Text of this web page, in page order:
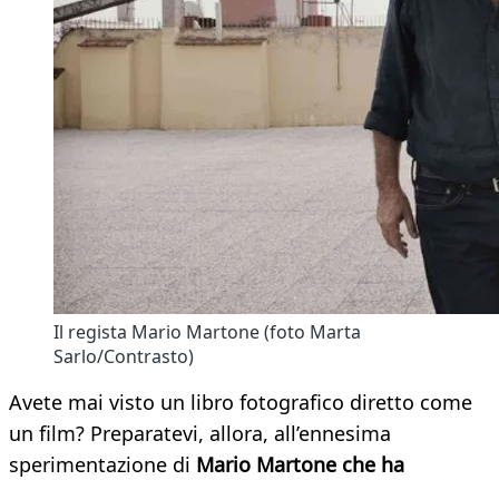
Il regista Mario Martone (foto Marta
Sarlo/Contrasto)
Avete mai visto un libro fotografico diretto come
un film? Preparatevi, allora, all’ennesima
sperimentazione di Mario Martone che ha